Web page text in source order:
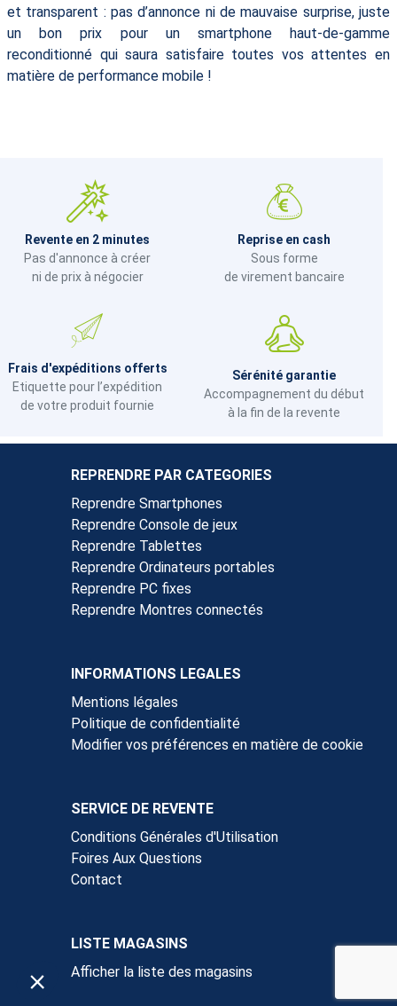
et transparent : pas d’annonce ni de mauvaise surprise, juste
un bon prix pour un smartphone haut-de-gamme
reconditionné qui saura satisfaire toutes vos attentes en
matière de performance mobile !
Revente en 2 minutes
Pas d'annonce à créer
ni de prix à négocier
Reprise en cash
Sous forme
de virement bancaire
Frais d'expéditions offerts
Etiquette pour l’expédition
de votre produit fournie
Sérénité garantie
Accompagnement du début
à la fin de la revente
REPRENDRE PAR CATEGORIES
Reprendre Smartphones
Reprendre Console de jeux
Reprendre Tablettes
Reprendre Ordinateurs portables
Reprendre PC fixes
Reprendre Montres connectés
INFORMATIONS LEGALES
Mentions légales
Politique de confidentialité
Modifier vos préférences en matière de cookie
SERVICE DE REVENTE
Conditions Générales d'Utilisation
Foires Aux Questions
Contact
LISTE MAGASINS
Afficher la liste des magasins